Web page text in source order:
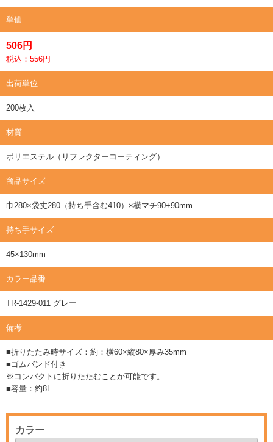
単価
506円
税込：556円
出荷単位
200枚入
材質
ポリエステル（リフレクターコーティング）
商品サイズ
巾280×袋丈280（持ち手含む410）×横マチ90+90mm
持ち手サイズ
45×130mm
カラー品番
TR-1429-011 グレー
備考
■折りたたみ時サイズ：約：横60×縦80×厚み35mm
■ゴムバンド付き
※コンパクトに折りたたむことが可能です。
■容量：約8L
カラー